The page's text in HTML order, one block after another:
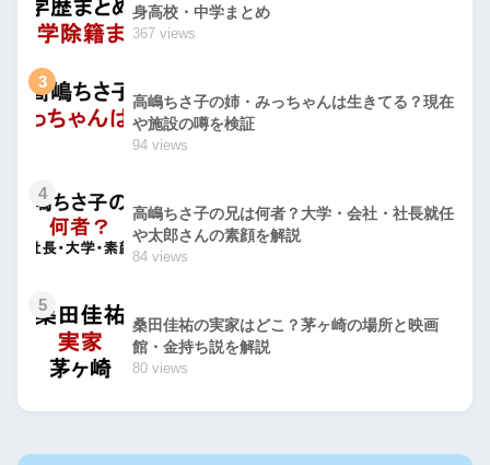
身高校・中学まとめ
367 views
3
高嶋ちさ子の姉・みっちゃんは生きてる？現在
や施設の噂を検証
94 views
4
高嶋ちさ子の兄は何者？大学・会社・社長就任
や太郎さんの素顔を解説
84 views
5
桑田佳祐の実家はどこ？茅ヶ崎の場所と映画
館・金持ち説を解説
80 views